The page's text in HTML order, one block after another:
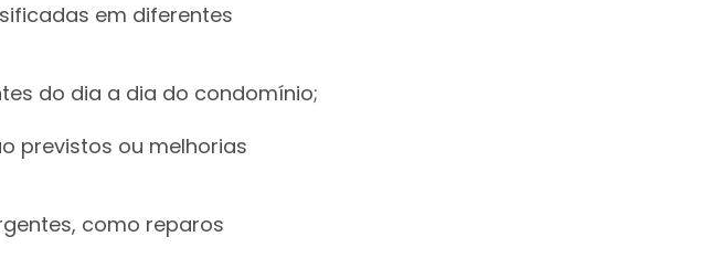
em diferentes
do dia a dia do condomínio;
previstos ou melhorias
como reparos